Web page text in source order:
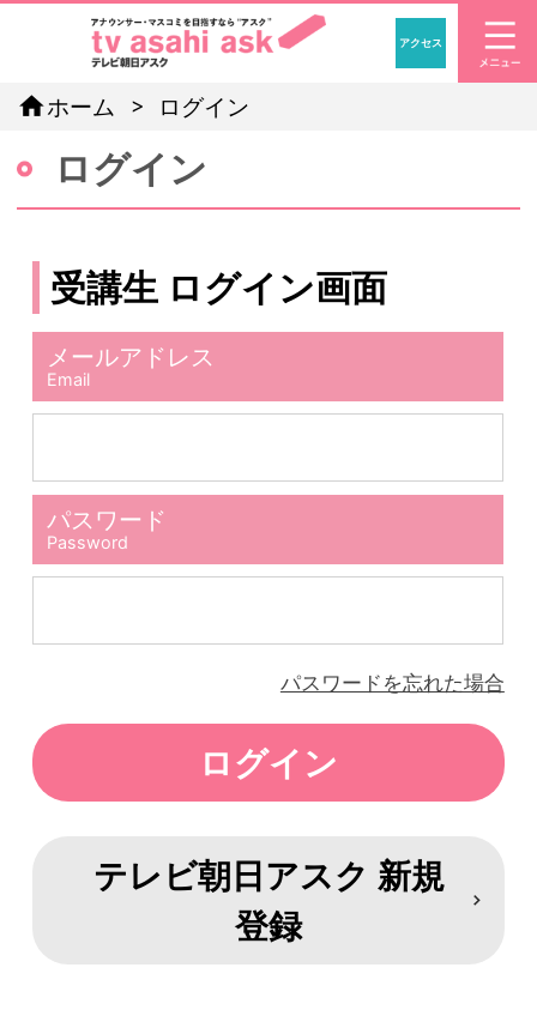
「アナウ
アクセス
homeホーム ログイン
ログイン
受講生 ログイン画面
メールアドレス
Email
パスワード
Password
パスワードを忘れた場合
テレビ朝日アスク 新規
登録